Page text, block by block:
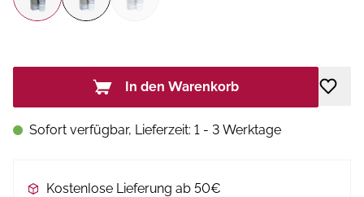
In den Warenkorb
Sofort verfügbar, Lieferzeit: 1 - 3 Werktage
Kostenlose Lieferung ab 50€